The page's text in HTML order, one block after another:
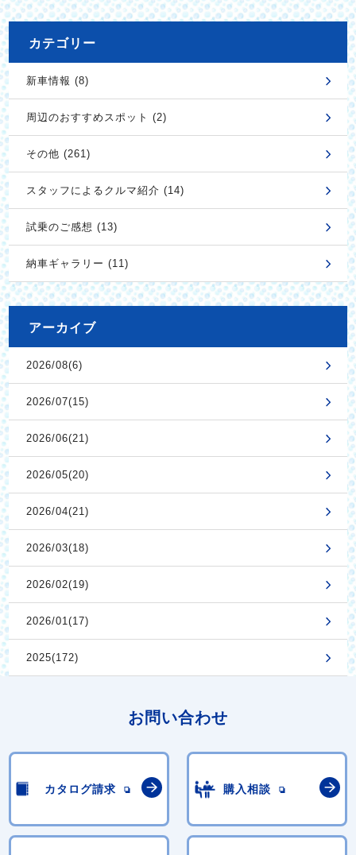
カテゴリー
新車情報 (8)
周辺のおすすめスポット (2)
その他 (261)
スタッフによるクルマ紹介 (14)
試乗のご感想 (13)
納車ギャラリー (11)
アーカイブ
2026/08(6)
2026/07(15)
2026/06(21)
2026/05(20)
2026/04(21)
2026/03(18)
2026/02(19)
2026/01(17)
2025(172)
お問い合わせ
カタログ請求 購入相談